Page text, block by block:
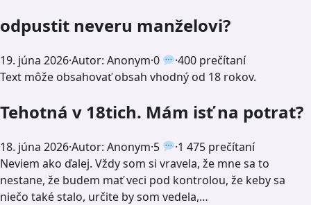
odpustit neveru manželovi?
19. júna 2026·Autor: Anonym·0 ·400 prečítaní
Text môže obsahovať obsah vhodný od 18 rokov.
Tehotná v 18tich. Mám isť na potrat?
18. júna 2026·Autor: Anonym·5 ·1 475 prečítaní
Neviem ako ďalej. Vždy som si vravela, že mne sa to
nestane, že budem mať veci pod kontrolou, že keby sa
niečo také stalo, určite by som vedela,…